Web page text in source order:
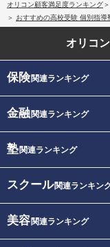
オリコン顧客満足度ランキング
おすすめの高校受験 個別指
オリコ
保険関連ランキング
金融関連ランキング
塾関連ランキング
スクール関連ランキン
美容関連ランキング